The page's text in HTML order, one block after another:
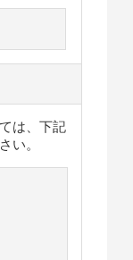
は、下記
い。